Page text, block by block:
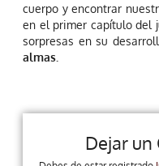
cuerpo y encontrar
en el primer capítulo del
sorpresas en su
almas.
Dejar un